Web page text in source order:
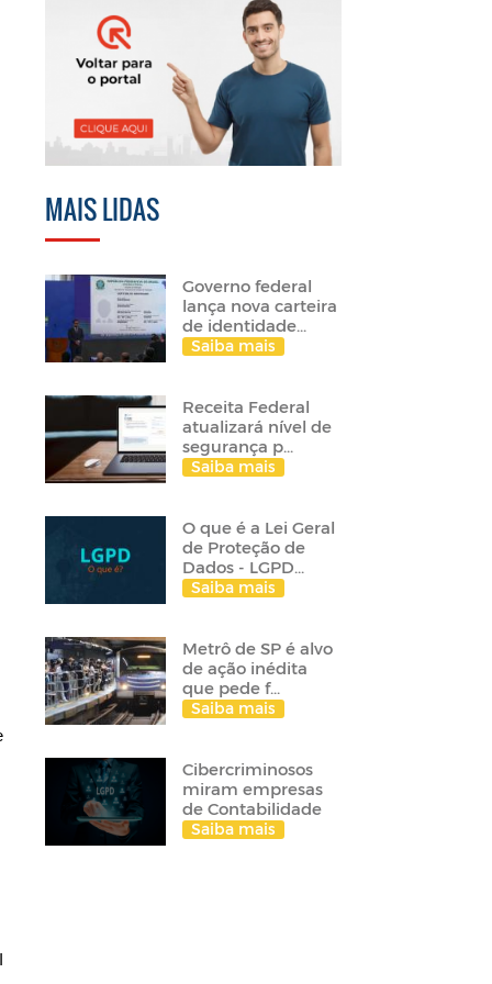
MAIS LIDAS
Governo federal
lança nova carteira
de identidade...
Saiba mais
Receita Federal
atualizará nível de
segurança p...
Saiba mais
O que é a Lei Geral
de Proteção de
Dados - LGPD...
Saiba mais
Metrô de SP é alvo
de ação inédita
que pede f...
Saiba mais
Cibercriminosos
miram empresas
de Contabilidade
Saiba mais